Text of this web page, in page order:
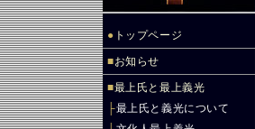
● トップページ
■お知らせ
■最上氏と最上義光
├最上氏と義光について